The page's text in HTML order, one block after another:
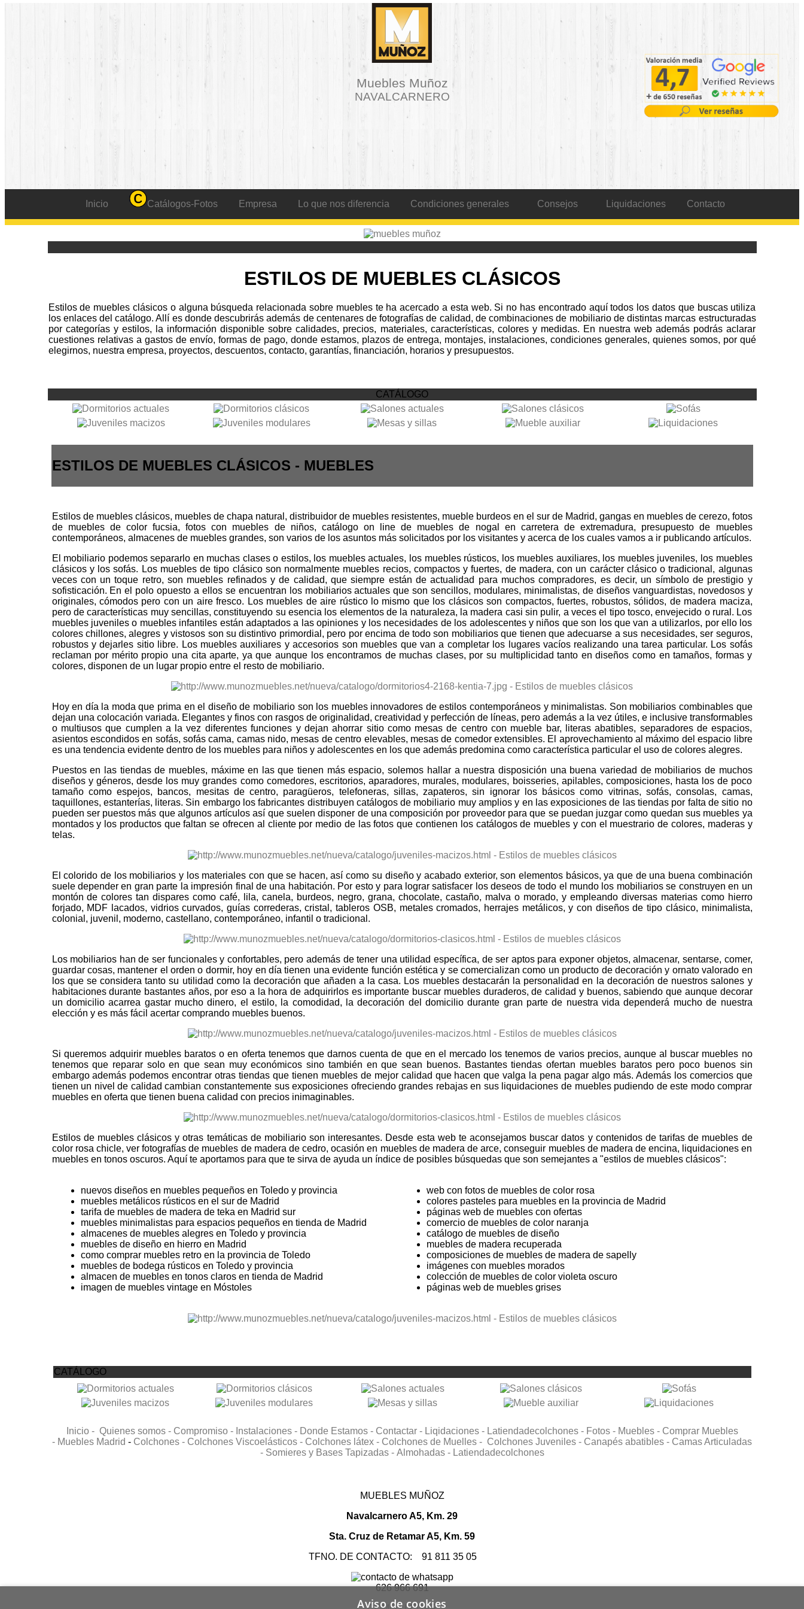
Muebles Muñoz
NAVALCARNERO
Inicio Catálogos-Fotos Empresa Lo que nos diferencia Condiciones generales Consejos Liquidaciones Contacto
ESTILOS DE MUEBLES CLÁSICOS
Estilos de muebles clásicos o alguna búsqueda relacionada sobre muebles te ha acercado a esta web. Si no has encontrado aquí todos los datos que buscas utiliza
los enlaces del catálogo. Allí es donde descubrirás además de centenares de fotografías de calidad, de combinaciones de mobiliario de distintas marcas estructuradas
por categorías y estilos, la información disponible sobre calidades, precios, materiales, características, colores y medidas. En nuestra web además podrás aclarar
cuestiones relativas a gastos de envío, formas de pago, donde estamos, plazos de entrega, montajes, instalaciones, condiciones generales, quienes somos, por qué
elegirnos, nuestra empresa, proyectos, descuentos, contacto, garantías, financiación, horarios y presupuestos.
CATÁLOGO
ESTILOS DE MUEBLES CLÁSICOS - MUEBLES
Estilos de muebles clásicos, muebles de chapa natural, distribuidor de muebles resistentes, mueble burdeos en el sur de Madrid, gangas en muebles de cerezo, fotos
de muebles de color fucsia, fotos con muebles de niños, catálogo on line de muebles de nogal en carretera de extremadura, presupuesto de muebles
contemporáneos, almacenes de muebles grandes, son varios de los asuntos más solicitados por los visitantes y acerca de los cuales vamos a ir publicando artículos.
El mobiliario podemos separarlo en muchas clases o estilos, los muebles actuales, los muebles rústicos, los muebles auxiliares, los muebles juveniles, los muebles
clásicos y los sofás. Los muebles de tipo clásico son normalmente muebles recios, compactos y fuertes, de madera, con un carácter clásico o tradicional, algunas
veces con un toque retro, son muebles refinados y de calidad, que siempre están de actualidad para muchos compradores, es decir, un símbolo de prestigio y
sofisticación. En el polo opuesto a ellos se encuentran los mobiliarios actuales que son sencillos, modulares, minimalistas, de diseños vanguardistas, novedosos y
originales, cómodos pero con un aire fresco. Los muebles de aire rústico lo mismo que los clásicos son compactos, fuertes, robustos, sólidos, de madera maciza,
pero de características muy sencillas, constituyendo su esencia los elementos de la naturaleza, la madera casi sin pulir, a veces el tipo tosco, envejecido o rural. Los
muebles juveniles o muebles infantiles están adaptados a las opiniones y los necesidades de los adolescentes y niños que son los que van a utilizarlos, por ello los
colores chillones, alegres y vistosos son su distintivo primordial, pero por encima de todo son mobiliarios que tienen que adecuarse a sus necesidades, ser seguros,
robustos y dejarles sitio libre. Los muebles auxiliares y accesorios son muebles que van a completar los lugares vacíos realizando una tarea particular. Los sofás
reclaman por mérito propio una cita aparte, ya que aunque los encontramos de muchas clases, por su multiplicidad tanto en diseños como en tamaños, formas y
colores, disponen de un lugar propio entre el resto de mobiliario.
Hoy en día la moda que prima en el diseño de mobiliario son los muebles innovadores de estilos contemporáneos y minimalistas. Son mobiliarios combinables que
dejan una colocación variada. Elegantes y finos con rasgos de originalidad, creatividad y perfección de líneas, pero además a la vez útiles, e inclusive transformables
o multiusos que cumplen a la vez diferentes funciones y dejan ahorrar sitio como mesas de centro con mueble bar, literas abatibles, separadores de espacios,
asientos escondidos en sofás, sofás cama, camas nido, mesas de centro elevables, mesas de comedor extensibles. El aprovechamiento al máximo del espacio libre
es una tendencia evidente dentro de los muebles para niños y adolescentes en los que además predomina como característica particular el uso de colores alegres.
Puestos en las tiendas de muebles, máxime en las que tienen más espacio, solemos hallar a nuestra disposición una buena variedad de mobiliarios de muchos
diseños y géneros, desde los muy grandes como comedores, escritorios, aparadores, murales, modulares, boisseries, apilables, composiciones, hasta los de poco
tamaño como espejos, bancos, mesitas de centro, paragüeros, telefoneras, sillas, zapateros, sin ignorar los básicos como vitrinas, sofás, consolas, camas,
taquillones, estanterías, literas. Sin embargo los fabricantes distribuyen catálogos de mobiliario muy amplios y en las exposiciones de las tiendas por falta de sitio no
pueden ser puestos más que algunos artículos así que suelen disponer de una composición por proveedor para que se puedan juzgar como quedan sus muebles ya
montados y los productos que faltan se ofrecen al cliente por medio de las fotos que contienen los catálogos de muebles y con el muestrario de colores, maderas y
telas.
El colorido de los mobiliarios y los materiales con que se hacen, así como su diseño y acabado exterior, son elementos básicos, ya que de una buena combinación
suele depender en gran parte la impresión final de una habitación. Por esto y para lograr satisfacer los deseos de todo el mundo los mobiliarios se construyen en un
montón de colores tan dispares como café, lila, canela, burdeos, negro, grana, chocolate, castaño, malva o morado, y empleando diversas materias como hierro
forjado, MDF lacados, vidrios curvados, guías correderas, cristal, tableros OSB, metales cromados, herrajes metálicos, y con diseños de tipo clásico, minimalista,
colonial, juvenil, moderno, castellano, contemporáneo, infantil o tradicional.
Los mobiliarios han de ser funcionales y confortables, pero además de tener una utilidad específica, de ser aptos para exponer objetos, almacenar, sentarse, comer,
guardar cosas, mantener el orden o dormir, hoy en día tienen una evidente función estética y se comercializan como un producto de decoración y ornato valorado en
los que se considera tanto su utilidad como la decoración que añaden a la casa. Los muebles destacarán la personalidad en la decoración de nuestros salones y
habitaciones durante bastantes años, por eso a la hora de adquirirlos es importante buscar muebles duraderos, de calidad y buenos, sabiendo que aunque decorar
un domicilio acarrea gastar mucho dinero, el estilo, la comodidad, la decoración del domicilio durante gran parte de nuestra vida dependerá mucho de nuestra
elección y es más fácil acertar comprando muebles buenos.
Si queremos adquirir muebles baratos o en oferta tenemos que darnos cuenta de que en el mercado los tenemos de varios precios, aunque al buscar muebles no
tenemos que reparar solo en que sean muy económicos sino también en que sean buenos. Bastantes tiendas ofertan muebles baratos pero poco buenos sin
embargo además podemos encontrar otras tiendas que tienen muebles de mejor calidad que hacen que valga la pena pagar algo más. Además los comercios que
tienen un nivel de calidad cambian constantemente sus exposiciones ofreciendo grandes rebajas en sus liquidaciones de muebles pudiendo de este modo comprar
muebles en oferta que tienen buena calidad con precios inimaginables.
Estilos de muebles clásicos y otras temáticas de mobiliario son interesantes. Desde esta web te aconsejamos buscar datos y contenidos de tarifas de muebles de
color rosa chicle, ver fotografías de muebles de madera de cedro, ocasión en muebles de madera de arce, conseguir muebles de madera de encina, liquidaciones en
muebles en tonos oscuros. Aquí te aportamos para que te sirva de ayuda un índice de posibles búsquedas que son semejantes a "estilos de muebles clásicos":
nuevos diseños en muebles pequeños en Toledo y provincia
muebles metálicos rústicos en el sur de Madrid
tarifa de muebles de madera de teka en Madrid sur
muebles minimalistas para espacios pequeños en tienda de Madrid
almacenes de muebles alegres en Toledo y provincia
muebles de diseño en hierro en Madrid
como comprar muebles retro en la provincia de Toledo
muebles de bodega rústicos en Toledo y provincia
almacen de muebles en tonos claros en tienda de Madrid
imagen de muebles vintage en Móstoles
web con fotos de muebles de color rosa
colores pasteles para muebles en la provincia de Madrid
páginas web de muebles con ofertas
comercio de muebles de color naranja
catálogo de muebles de diseño
muebles de madera recuperada
composiciones de muebles de madera de sapelly
imágenes con muebles morados
colección de muebles de color violeta oscuro
páginas web de muebles grises
CATÁLOGO
Inicio - Quienes somos - Compromiso - Instalaciones - Donde Estamos - Contactar - Liqidaciones - Latiendadecolchones - Fotos - Muebles - Comprar Muebles
- Muebles Madrid - Colchones - Colchones Viscoelásticos - Colchones látex - Colchones de Muelles - Colchones Juveniles - Canapés abatibles - Camas Articuladas
- Somieres y Bases Tapizadas - Almohadas - Latiendadecolchones
MUEBLES MUÑOZ
Navalcarnero A5, Km. 29
Sta. Cruz de Retamar A5, Km. 59
TFNO. DE CONTACTO: 91 811 35 05
626 966 691
Aviso de cookies